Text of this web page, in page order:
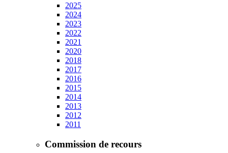
2025
2024
2023
2022
2021
2020
2018
2017
2016
2015
2014
2013
2012
2011
Commission de recours